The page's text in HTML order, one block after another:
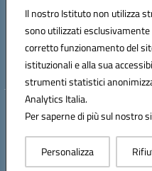
Il nostro Istituto non utilizza
sono utilizzati
corretto funzionamento del
istituzionali e alla sua
strumenti statistici
Analytics Italia.
Per saperne di più sul nostro
Personalizza
Telefono: 0881814875
Mail: fgic86100g@istruzione.it
Codice univoco ufficio: UF0Y26
Codice meccanografico:
Codice fiscale: 80030630711
Hosting &
Concept &